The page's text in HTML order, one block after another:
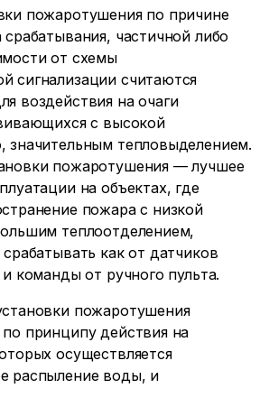
пожаротушения по причине
частичной либо
от схемы
сигнализации считаются
воздействия на очаги
с высокой
значительным тепловыделением.
пожаротушения — лучшее
на объектах, где
пожара с низкой
теплоотделением,
как от датчиков
команды от ручного пульта.
пожаротушения
принципу действия на
осуществляется
распыление воды, и